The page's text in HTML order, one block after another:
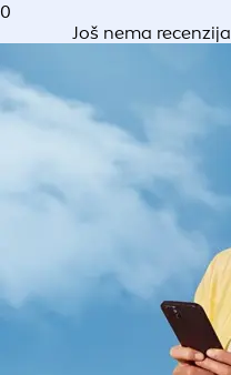
0
Još nema recenzija